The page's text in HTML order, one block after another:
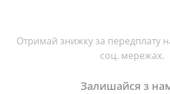
Отримай знижку за передплату
соц. мережах.
Залишайся з